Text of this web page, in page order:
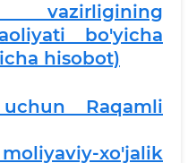
bo'yicha
hisobot)
Raqamli
xo'jalik